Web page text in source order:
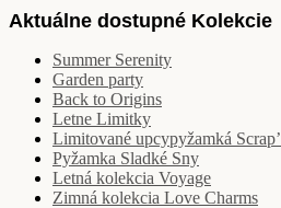
Aktuálne dostupné Kolekcie
Summer Serenity
Garden party
Back to Origins
Letne Limitky
Limitované upcypyžamká
Pyžamka Sladké Sny
Letná kolekcia Voyage
Zimná kolekcia Love Charms